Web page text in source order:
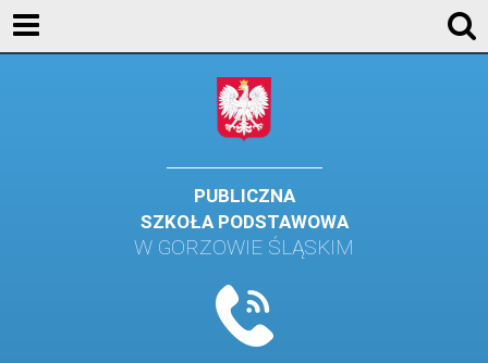
PUBLICZNA
SZKOŁA PODSTAWOWA
W GORZOWIE ŚLĄSKIM